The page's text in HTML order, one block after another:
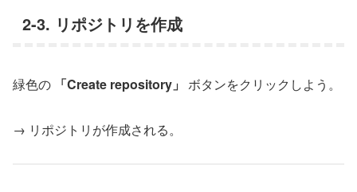
2-3. リポジトリを作成
緑色の 「Create repository」 ボタンをクリックしよう。
→ リポジトリが作成される。